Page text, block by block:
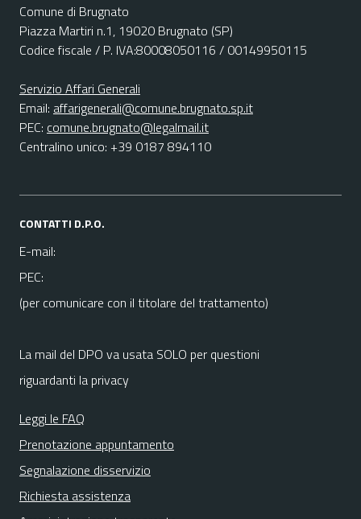
Comune di Brugnato
Piazza Martiri n.1, 19020 Brugnato (SP)
Codice fiscale / P. IVA:80008050116 / 00149950115
Servizio Affari Generali
Email: affarigenerali@comune.brugnato.sp.it
PEC: comune.brugnato@legalmail.it
Centralino unico: +39 0187 894110
CONTATTI D.P.O.
E-mail:
PEC:
(per comunicare con il titolare del trattamento)
La mail del DPO va usata SOLO per questioni
riguardanti la privacy
Leggi le FAQ
Prenotazione appuntamento
Segnalazione disservizio
Richiesta assistenza